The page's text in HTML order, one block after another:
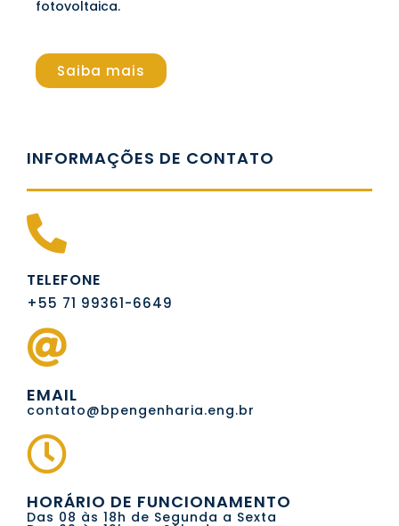
fotovoltaica.
Saiba mais
INFORMAÇÕES DE CONTATO
TELEFONE
+55 71 99361-6649
EMAIL
contato@bpengenharia.eng.br
HORÁRIO DE FUNCIONAMENTO
Das 08 às 18h de Segunda a Sexta